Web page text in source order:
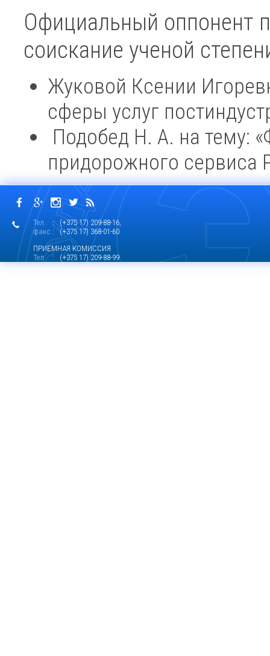
Официальный оппонент
соискание ученой
Жуковой Ксении
сферы услуг
Подобед Н. А. на тему:
придорожного сервиса
Тел.
: (+375 17) 209-88-16,
факс : (+375 17) 368-01-60
ПРИЕМНАЯ КОМИССИЯ
Тел.
: (+375 17) 209-88-99